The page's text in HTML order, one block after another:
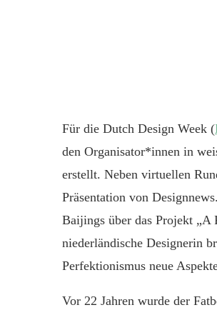
Für die Dutch Design Week (
den Organisator*innen in
erstellt. Neben virtuellen
Präsentation von
Baijings über das Projekt
niederländische Designerin
Perfektionismus neue
Vor 22 Jahren wurde der